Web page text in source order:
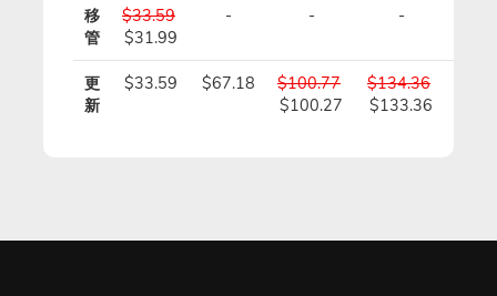
移
管
$33.59
$31.99
- - -
更
新
$33.59 $67.18
$100.77
$100.27
$134.36
$133.36